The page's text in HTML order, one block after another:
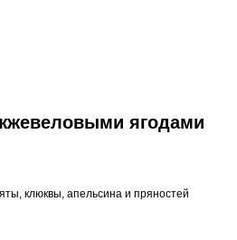
ягодами
клюквы, апельсина и пряностей